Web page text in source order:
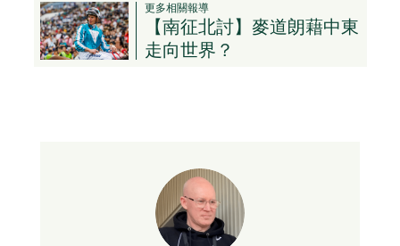
更多相關報導
【南征北討】麥道朗藉中東
走向世界？